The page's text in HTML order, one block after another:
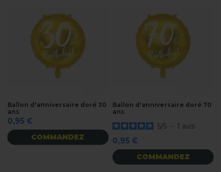
Ballon d'anniversaire doré 30
ans
0,95 €
COMMANDEZ
Ballon d'anniversaire doré 70
ans
5/5 - 1 avis
0,95 €
COMMANDEZ